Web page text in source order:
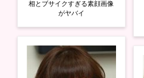
開
す
新
し
い
ウ
ド
ウ
で
開
き
開
す
相とブサイクすぎる素顔画像
がヤバイ